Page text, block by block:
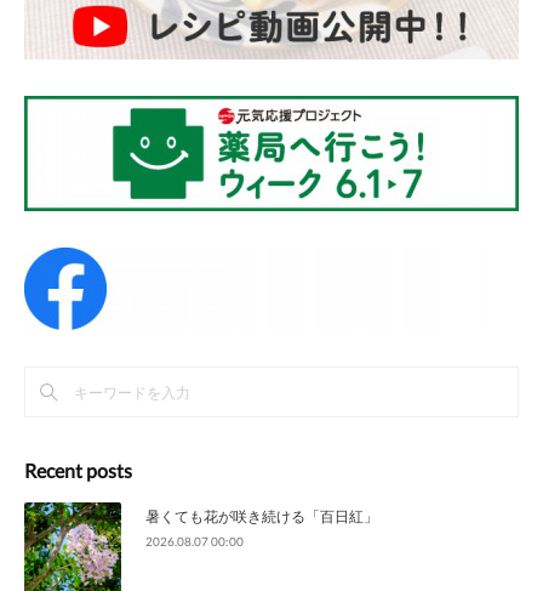
Recent posts
暑くても花が咲き続ける「百日紅」
2026.08.07 00:00